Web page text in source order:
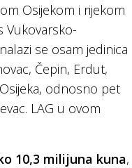
Osijekom i rijekom
Vukovarsko-
se osam jedinica
Čepin, Erdut,
odnosno pet
LAG u ovom
10,3 milijuna kuna,